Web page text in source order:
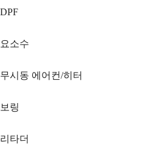
DPF
요소수
무시동 에어컨/히터
보링
리타더